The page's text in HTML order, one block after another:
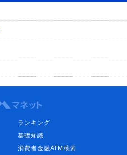
ランキング
基礎知識
消費者金融ATM検索